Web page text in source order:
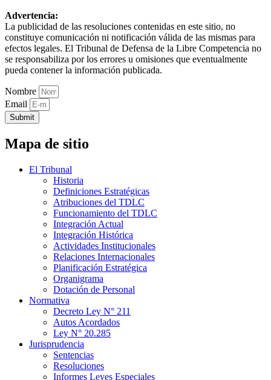
Advertencia:
La publicidad de las resoluciones contenidas en este sitio, no
constituye comunicación ni notificación válida de las mismas para
efectos legales. El Tribunal de Defensa de la Libre Competencia no
se responsabiliza por los errores u omisiones que eventualmente
pueda contener la información publicada.
Nombre
Email
Submit
Mapa de sitio
El Tribunal
Historia
Definiciones Estratégicas
Atribuciones del TDLC
Funcionamiento del TDLC
Integración Actual
Integración Histórica
Actividades Institucionales
Relaciones Internacionales
Planificación Estratégica
Organigrama
Dotación de Personal
Normativa
Decreto Ley N° 211
Autos Acordados
Ley N° 20.285
Jurisprudencia
Sentencias
Resoluciones
Informes Leyes Especiales